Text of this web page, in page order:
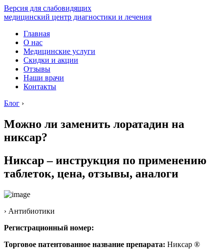
Версия для слабовидящих
медицинский центр диагностики и лечения
Главная
О нас
Медицинские услуги
Скидки и акции
Отзывы
Наши врачи
Контакты
Блог ›
Можно ли заменить лоратадин на
никсар?
Никсар – инструкция по применению
таблеток, цена, отзывы, аналоги
› Антибиотики
Регистрационный номер:
Торговое патентованное название препарата: Никсар ®